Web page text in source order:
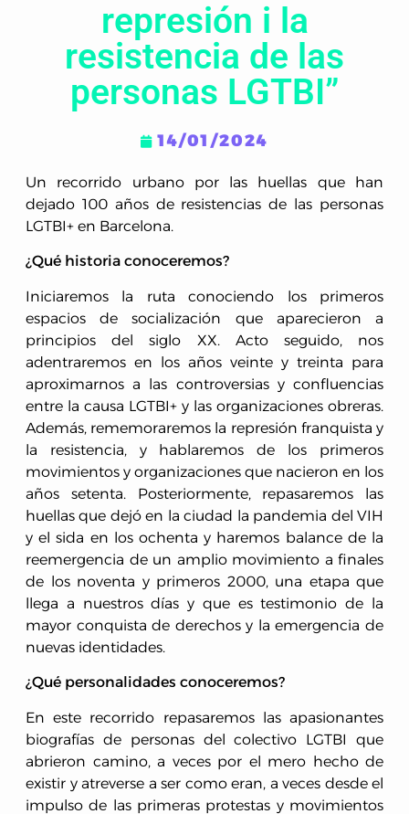
represión i la
resistencia de las
personas LGTBI”
14/01/2024
Un recorrido urbano por las huellas que han
dejado 100 años de resistencias de las personas
LGTBI+ en Barcelona.
¿Qué historia conoceremos?
Iniciaremos la ruta conociendo los primeros
espacios de socialización que aparecieron a
principios del siglo XX. Acto seguido, nos
adentraremos en los años veinte y treinta para
aproximarnos a las controversias y confluencias
entre la causa LGTBI+ y las organizaciones obreras.
Además, rememoraremos la represión franquista y
la resistencia, y hablaremos de los primeros
movimientos y organizaciones que nacieron en los
años setenta. Posteriormente, repasaremos las
huellas que dejó en la ciudad la pandemia del VIH
y el sida en los ochenta y haremos balance de la
reemergencia de un amplio movimiento a finales
de los noventa y primeros 2000, una etapa que
llega a nuestros días y que es testimonio de la
mayor conquista de derechos y la emergencia de
nuevas identidades.
¿Qué personalidades conoceremos?
En este recorrido repasaremos las apasionantes
biografías de personas del colectivo LGTBI que
abrieron camino, a veces por el mero hecho de
existir y atreverse a ser como eran, a veces desde el
impulso de las primeras protestas y movimientos